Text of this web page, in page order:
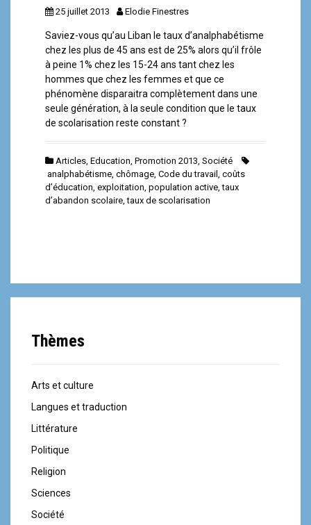
25 juillet 2013 Elodie Finestres
Saviez-vous qu’au Liban le taux d’analphabétisme
chez les plus de 45 ans est de 25% alors qu’il frôle
à peine 1% chez les 15-24 ans tant chez les
hommes que chez les femmes et que ce
phénomène disparaitra complètement dans une
seule génération, à la seule condition que le taux
de scolarisation reste constant ?
Articles, Education, Promotion 2013, Société
analphabétisme, chômage, Code du travail , coûts
d’éducation, exploitation, population active,taux
d’abandon scolaire,taux de scolarisation
Thèmes
Arts et culture
Langues et traduction
Littérature
Politique
Religion
Sciences
Société